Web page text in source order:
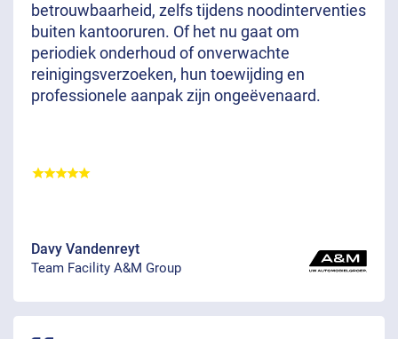
betrouwbaarheid, zelfs tijdens noodinterventies
buiten kantooruren. Of het nu gaat om
periodiek onderhoud of onverwachte
reinigingsverzoeken, hun toewijding en
professionele aanpak zijn ongeëvenaard.
Davy Vandenreyt
Team Facility A&M Group